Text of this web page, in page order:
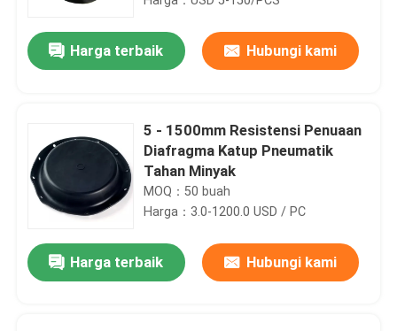
Harga terbaik Hubungi kami
5 - 1500mm Resistensi Penuaan
Diafragma Katup Pneumatik
Tahan Minyak
MOQ：50 buah
Harga：3.0-1200.0 USD / PC
Harga terbaik Hubungi kami